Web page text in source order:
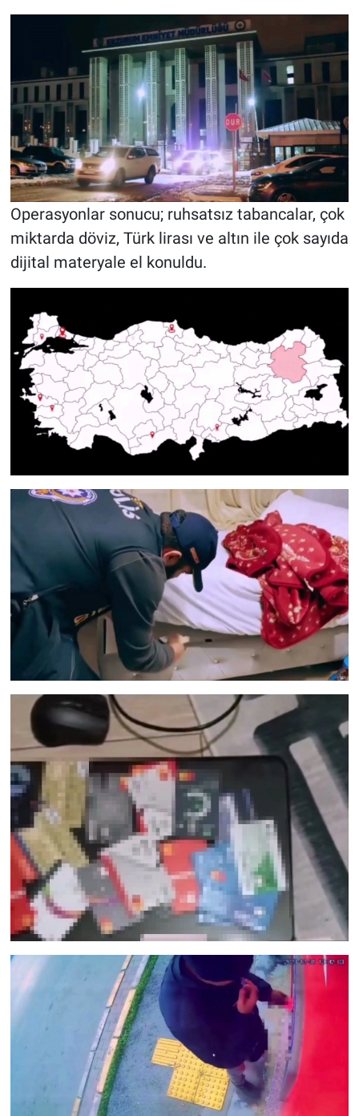
Operasyonlar sonucu; ruhsatsız tabancalar, çok
miktarda döviz, Türk lirası ve altın ile çok sayıda
dijital materyale el konuldu.